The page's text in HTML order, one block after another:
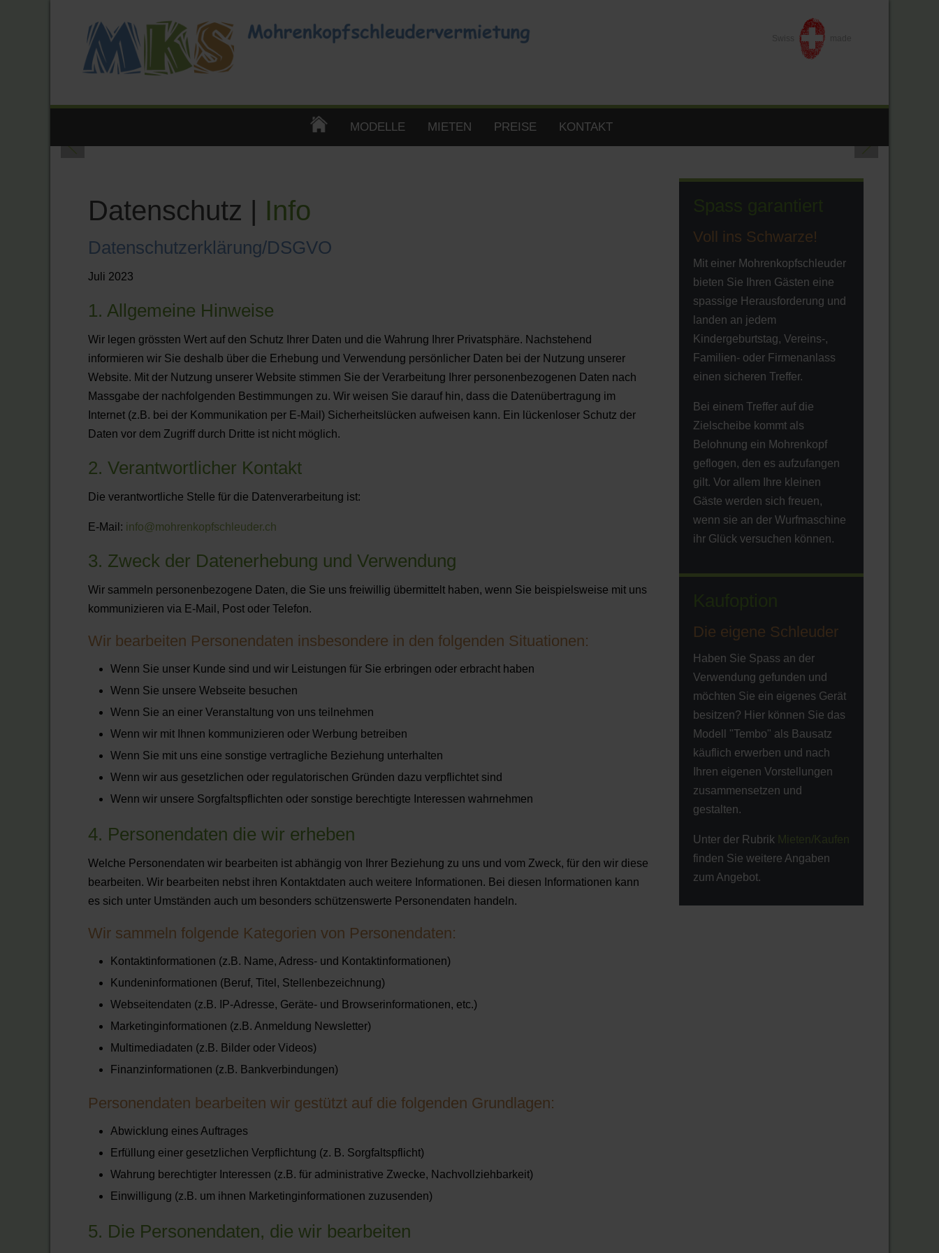
MODELLE MIETEN PREISE KONTAKT
Spass für Alt und Jung
Datenschutz | Info
Datenschutzerklärung/DSGVO
Juli 2023
1. Allgemeine Hinweise
Wir legen grössten Wert auf den Schutz Ihrer Daten und die Wahrung Ihrer Privatsphäre. Nachstehend
informieren wir Sie deshalb über die Erhebung und Verwendung persönlicher Daten bei der Nutzung unserer
Website. Mit der Nutzung unserer Website stimmen Sie der Verarbeitung Ihrer personenbezogenen Daten nach
Massgabe der nachfolgenden Bestimmungen zu. Wir weisen Sie darauf hin, dass die Datenübertragung im
Internet (z.B. bei der Kommunikation per E-Mail) Sicherheitslücken aufweisen kann. Ein lückenloser Schutz der
Daten vor dem Zugriff durch Dritte ist nicht möglich.
2. Verantwortlicher Kontakt
Die verantwortliche Stelle für die Datenverarbeitung ist:
E-Mail: info@mohrenkopfschleuder.ch
3. Zweck der Datenerhebung und Verwendung
Wir sammeln personenbezogene Daten, die Sie uns freiwillig übermittelt haben, wenn Sie beispielsweise mit uns
kommunizieren via E-Mail, Post oder Telefon.
Wir bearbeiten Personendaten insbesondere in den folgenden Situationen:
Wenn Sie unser Kunde sind und wir Leistungen für Sie erbringen oder erbracht haben
Wenn Sie unsere Webseite besuchen
Wenn Sie an einer Veranstaltung von uns teilnehmen
Wenn wir mit Ihnen kommunizieren oder Werbung betreiben
Wenn Sie mit uns eine sonstige vertragliche Beziehung unterhalten
Wenn wir aus gesetzlichen oder regulatorischen Gründen dazu verpflichtet sind
Wenn wir unsere Sorgfaltspflichten oder sonstige berechtigte Interessen wahrnehmen
4. Personendaten die wir erheben
Welche Personendaten wir bearbeiten ist abhängig von Ihrer Beziehung zu uns und vom Zweck, für den wir diese
bearbeiten. Wir bearbeiten nebst ihren Kontaktdaten auch weitere Informationen. Bei diesen Informationen kann
es sich unter Umständen auch um besonders schützenswerte Personendaten handeln.
Wir sammeln folgende Kategorien von Personendaten:
Kontaktinformationen (z.B. Name, Adress- und Kontaktinformationen)
Kundeninformationen (Beruf, Titel, Stellenbezeichnung)
Webseitendaten (z.B. IP-Adresse, Geräte- und Browserinformationen, etc.)
Marketinginformationen (z.B. Anmeldung Newsletter)
Multimediadaten (z.B. Bilder oder Videos)
Finanzinformationen (z.B. Bankverbindungen)
Personendaten bearbeiten wir gestützt auf die folgenden Grundlagen:
Abwicklung eines Auftrages
Erfüllung einer gesetzlichen Verpflichtung (z. B. Sorgfaltspflicht)
Wahrung berechtigter Interessen (z.B. für administrative Zwecke, Nachvollziehbarkeit)
Einwilligung (z.B. um ihnen Marketinginformationen zuzusenden)
5. Die Personendaten, die wir bearbeiten
Voll ins Schwarze!
Mit einer Mohrenkopfschleuder
bieten Sie Ihren Gästen eine
spassige Herausforderung und
landen an jedem
Kindergeburtstag, Vereins-,
Familien- oder Firmenanlass
einen sicheren Treffer.
Bei einem Treffer auf die
Zielscheibe kommt als
Belohnung ein Mohrenkopf
geflogen, den es aufzufangen
gilt. Vor allem Ihre kleinen
Gäste werden sich freuen,
wenn sie an der Wurfmaschine
ihr Glück versuchen können.
Die eigene Schleuder
Haben Sie Spass an der
Verwendung gefunden und
möchten Sie ein eigenes Gerät
besitzen? Hier können Sie das
Modell "Tembo" als Bausatz
käuflich erwerben und nach
Ihren eigenen Vorstellungen
zusammensetzen und
gestalten.
Unter der Rubrik Mieten/Kaufen
finden Sie weitere Angaben
zum Angebot.